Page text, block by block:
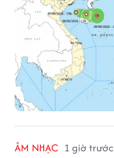
ÂM NHẠC 1 giờ trước